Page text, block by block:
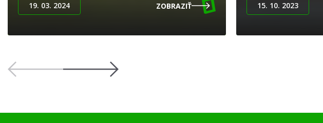
19. 03. 2024 ZOBRAZIŤ 15. 10. 2023